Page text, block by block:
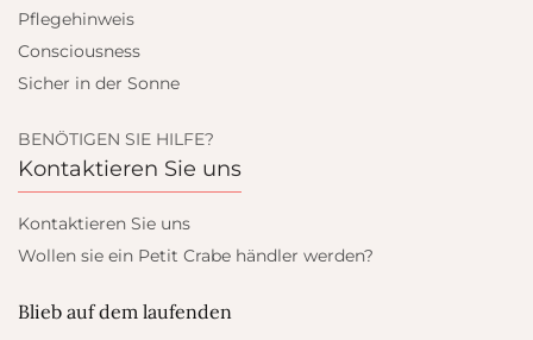
Pflegehinweis
Consciousness
Sicher in der Sonne
BENÖTIGEN SIE HILFE?
Kontaktieren Sie uns
Kontaktieren Sie uns
Wollen sie ein Petit Crabe händler werden?
Blieb auf dem laufenden